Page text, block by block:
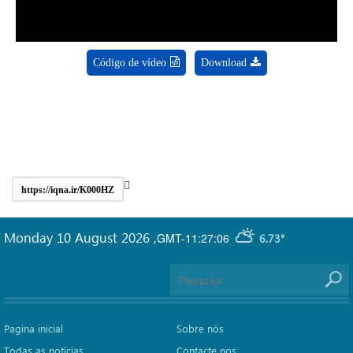
Código de vídeo Download
https://iqna.ir/K000HZ
GMT-11:27:06 6.73°
Monday 10 August 2026 ,
Pagina inicial
Sobre nós